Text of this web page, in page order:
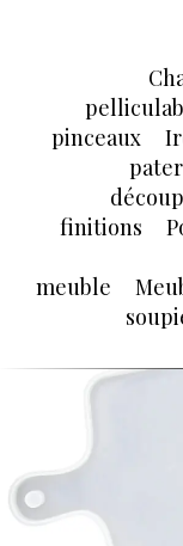
pinceaux
finitions
meuble